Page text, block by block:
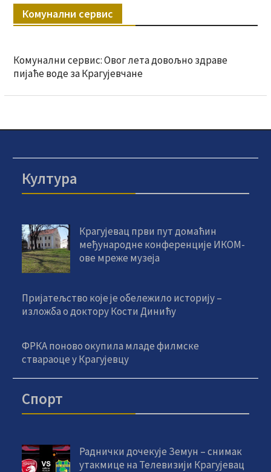
Комунални сервис
Комунални сервис: Овог лета довољно здраве
пијаће воде за Крагујевчане
Култура
Крагујевац први пут домаћин
међународне конференције ИКОМ-
ове мреже музеја
Пријатељство које је обележило историју –
изложба о доктору Кости Динићу
ФРКА поново окупила младе филмске
ствараоце у Крагујевцу
Спорт
Раднички дочекује Земун – снимак
утакмице на Телевизији Крагујевац